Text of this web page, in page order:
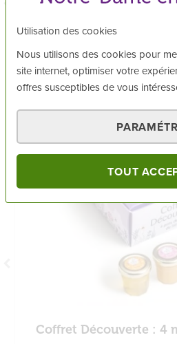
Utilisation des cookies
Nous utilisons des cookies pour
site internet, optimiser votre
offres susceptibles de vous
TOUT
ProtéinesVOUS
Coffret Découverte : 4